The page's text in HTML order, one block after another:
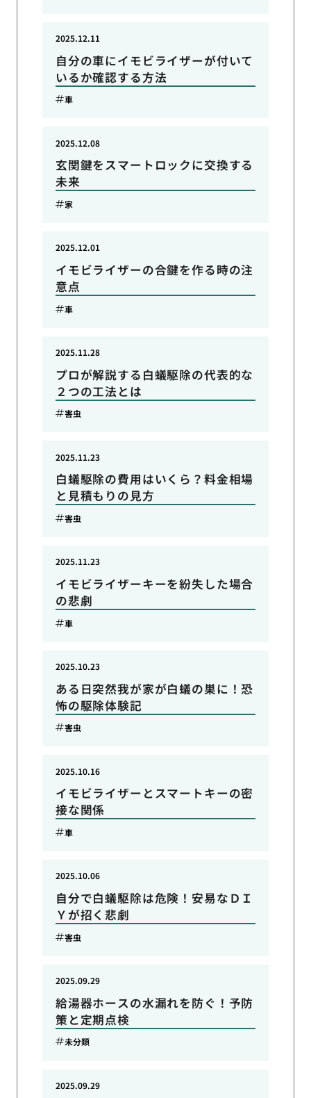
自分の車にイモビライザーが付いて
いるか確認する方法
2025.12.11
車
玄関鍵をスマートロックに交換する
未来
2025.12.08
家
イモビライザーの合鍵を作る時の注
意点
2025.12.01
車
プロが解説する白蟻駆除の代表的な
２つの工法とは
2025.11.28
害虫
白蟻駆除の費用はいくら？料金相場
と見積もりの見方
2025.11.23
害虫
イモビライザーキーを紛失した場合
の悲劇
2025.11.23
車
ある日突然我が家が白蟻の巣に！恐
怖の駆除体験記
2025.10.23
害虫
イモビライザーとスマートキーの密
接な関係
2025.10.16
車
自分で白蟻駆除は危険！安易なＤＩ
Ｙが招く悲劇
2025.10.06
害虫
給湯器ホースの水漏れを防ぐ！予防
策と定期点検
2025.09.29
未分類
2025.09.29